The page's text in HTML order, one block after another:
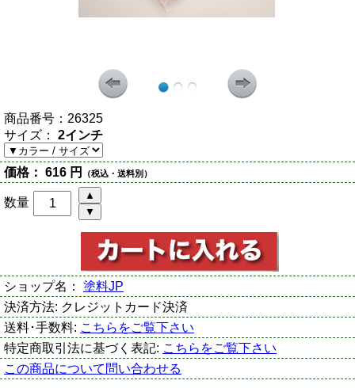
商品番号： 26325
サイズ： 2インチ
価格： 616 円 （税込・送料別）
数量
ショップ名： 塗料JP
決済方法: クレジットカード決済
送料･手数料: こちらをご覧下さい
特定商取引法に基づく表記: こちらをご覧下さい
この商品について問い合わせる